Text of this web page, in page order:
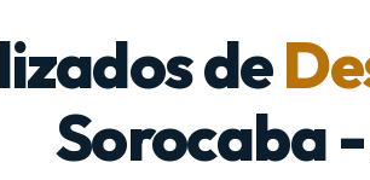
de
Sorocaba -